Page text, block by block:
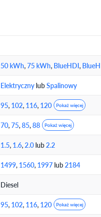
50 kWh,75 kWh, BlueHDI,
Elektryczny lubSpalinowy
95, 102, 116, 120 Pokaż więcej
70,75,85,88 Pokaż więcej
1.5, 1.6,2.0 lub2.2
1499, 1560, 1997 lub2184
Diesel
95, 102, 116, 120 Pokaż więcej